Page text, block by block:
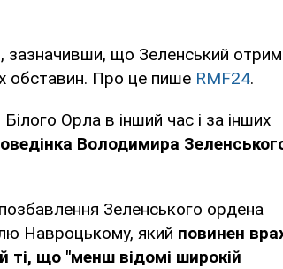
зазначивши, що Зеленський
обставин. Про це пише RMF24.
Орла в інший час і за інших
Володимира
Зеленського ордена
Навроцькому, який повинен
ті, що "менш відомі широкій